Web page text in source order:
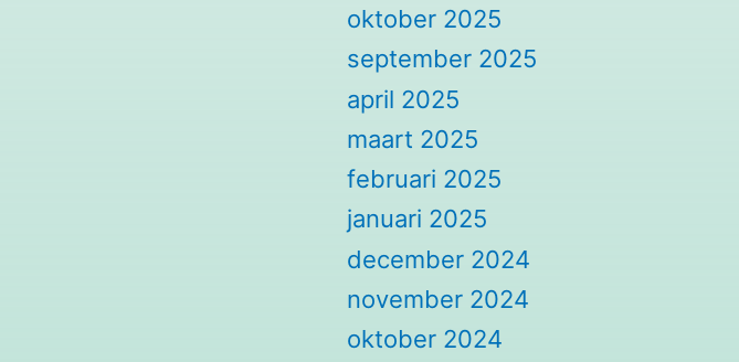
oktober 2025
september 2025
april 2025
maart 2025
februari 2025
januari 2025
december 2024
november 2024
oktober 2024